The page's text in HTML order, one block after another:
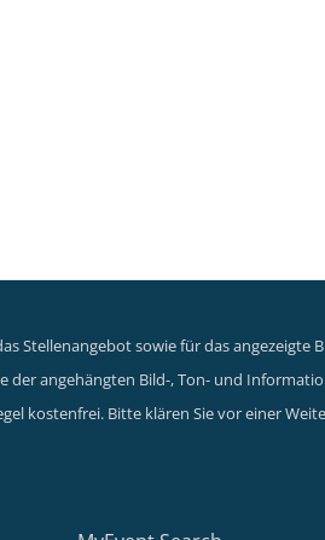
Stellenangebot sowie für das
der angehängten Bild-, Ton- und
kostenfrei. Bitte klären Sie vor einer